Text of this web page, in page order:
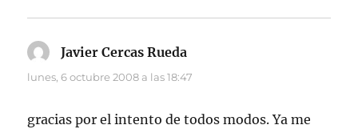
Javier Cercas Rueda
lunes, 6 octubre 2008 a las 18:47
gracias por el intento de todos modos. Ya me